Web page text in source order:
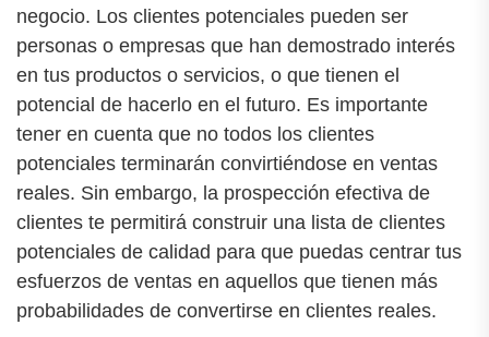
negocio. Los clientes potenciales pueden ser
personas o empresas que han demostrado interés
en tus productos o servicios, o que tienen el
potencial de hacerlo en el futuro. Es importante
tener en cuenta que no todos los clientes
potenciales terminarán convirtiéndose en ventas
reales. Sin embargo, la prospección efectiva de
clientes te permitirá construir una lista de clientes
potenciales de calidad para que puedas centrar tus
esfuerzos de ventas en aquellos que tienen más
probabilidades de convertirse en clientes reales.